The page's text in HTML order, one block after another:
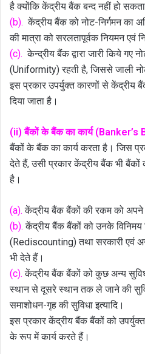
है क्योंकि केंद्रीय बैंक बन्द नहीं हो
(b). केंद्रीय बैंक को नोट-निर्गमन का
की मात्रा को सरलतापूर्वक नियमन एवं
(c). केन्द्रीय बैंक द्वारा जारी किये गए
(Uniformity) रहती है, जिससे जाली
इस प्रकार उपर्युक्त कारणों से केंद्रीय
दिया जाता है।
(ii) बैंकों के बैंक का कार्य (Banker’s
बैंकों के बैंक का कार्य करता है। जिस
देते हैं, उसी प्रकार केंद्रीय बैंक भी बैंकों
है।
(a). केंद्रीय बैंक बैंकों की रकम को अपने
(b). केंद्रीय बैंक बैंकों को उनके विनिमय
(Rediscounting) तथा सरकारी एवं
भी देते हैं।
(c). केंद्रीय बैंक बैंकों को कुछ अन्य
स्थान से दूसरे स्थान तक ले जाने की
समाशोधन-गृह की सुविधा इत्यादि।
इस प्रकार केंद्रीय बैंक बैंकों को
के रूप में कार्य करते हैं।